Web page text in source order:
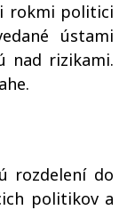
rokmi politici
ústami
nad rizikami.
rozdelení do
politikov a